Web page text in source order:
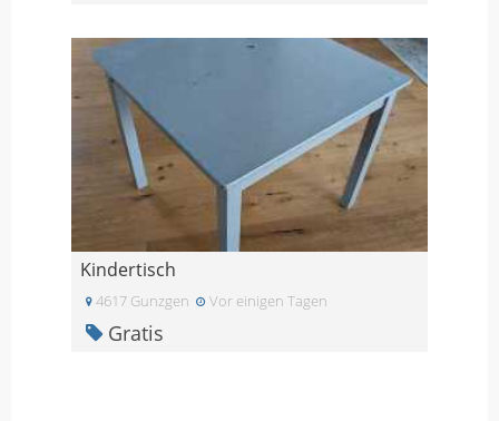
Kindertisch
4617 Gunzgen Vor einigen Tagen
Gratis